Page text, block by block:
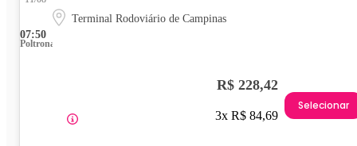
07:50
Terminal Rodoviário de Campinas
Poltrona
R$ 228,42
3x R$ 84,69
Selecionar